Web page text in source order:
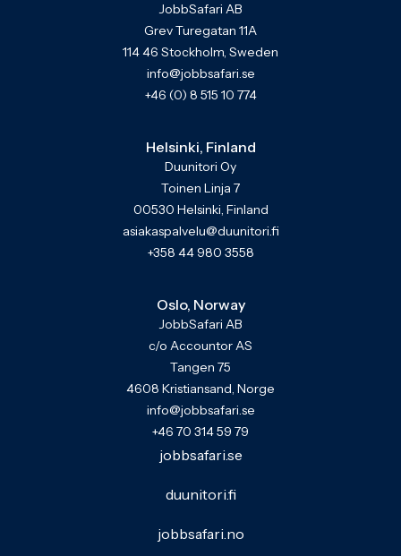
JobbSafari AB
Grev Turegatan 11A
114 46 Stockholm, Sweden
info@jobbsafari.se
+46 (0) 8 515 10 774
Helsinki, Finland
Duunitori Oy
Toinen Linja 7
00530 Helsinki, Finland
asiakaspalvelu@duunitori.fi
+358 44 980 3558
Oslo, Norway
JobbSafari AB
c/o Accountor AS
Tangen 75
4608 Kristiansand, Norge
info@jobbsafari.se
+46 70 314 59 79
jobbsafari.se
duunitori.fi
jobbsafari.no